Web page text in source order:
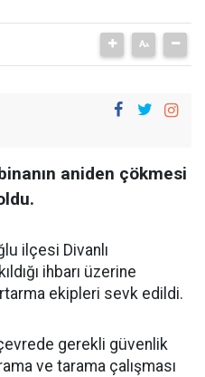
aniden çökmesi
ilçesi Divanlı
ihbarı üzerine
ekipleri sevk edildi.
gerekli güvenlik
ve tarama çalışması